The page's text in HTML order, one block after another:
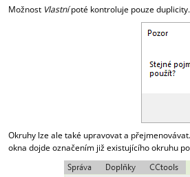
Možnost Vlastnípoté kontroluje pouze
Okruhy lze ale také upravovat a
okna dojde označením již existujícího okruhu